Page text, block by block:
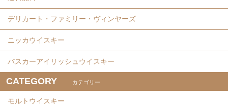
デリカート・ファミリー・ヴィンヤーズ
ニッカウイスキー
バスカーアイリッシュウイスキー
CATEGORY カテゴリー
モルトウイスキー